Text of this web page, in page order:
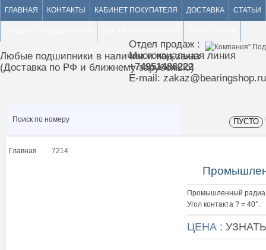
Любые подшипники в наличии и под заказ
(Доставка по РФ и ближнему зарубежью)
Отдел продаж :
Многоканальная линия
+74951486222
E-mail: zakaz@bearingshop.ru
ПУСТО
ГЛАВНАЯ КОНТАКТЫ КАБИНЕТ ПОКУПАТЕЛЯ ДОСТАВКА СТАТЬИ
Главная
7214
Промышленный
Угол контакта ? = 40°.
ЦЕНА : УЗНАТЬ